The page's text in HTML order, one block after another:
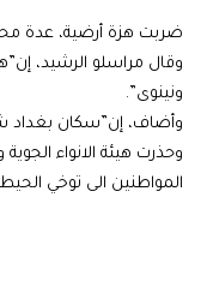
ضربت هزة أرضية، عدة
وقال مراسلو الرشيد،
ونينوى”.
وأضاف، إن”سكان بغداد
وحذرت هيئة الانواء
المواطنين الى توخي